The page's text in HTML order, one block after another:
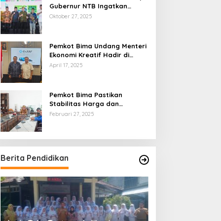
Gubernur NTB Ingatkan
Gagasan Ekonomi Syariah
Oktober 27, 2025
Pemkot Bima Undang Menteri
Ekonomi Kreatif Hadir di
Festival Rimpu
April 17, 2025
Pemkot Bima Pastikan
Stabilitas Harga dan
Ketersediaan Pangan
Februari 27, 2025
Berita Pendidikan